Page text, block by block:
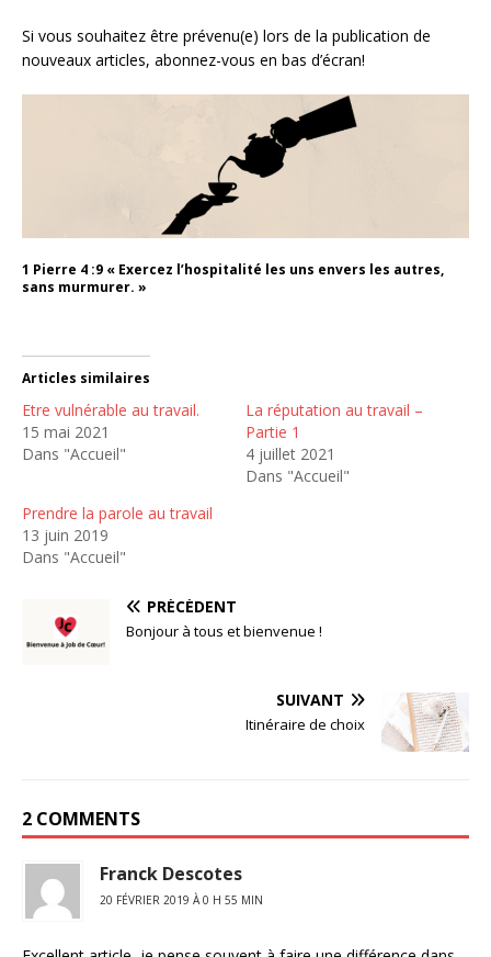
Si vous souhaitez être prévenu(e) lors de la publication de
nouveaux articles, abonnez-vous en bas d’écran!
1 Pierre 4 :9 « Exercez l’hospitalité les uns envers les autres,
sans murmurer. »
Articles similaires
Etre vulnérable au travail.
15 mai 2021
Dans "Accueil"
La réputation au travail –
Partie 1
4 juillet 2021
Dans "Accueil"
Prendre la parole au travail
13 juin 2019
Dans "Accueil"
PRÉCÉDENT
Bonjour à tous et bienvenue !
SUIVANT
Itinéraire de choix
2 COMMENTS
Franck Descotes
20 FÉVRIER 2019 À 0 H 55 MIN